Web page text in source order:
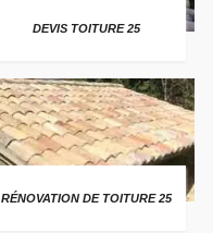
DEVIS TOITURE 25
RÉNOVATION DE TOITURE 25